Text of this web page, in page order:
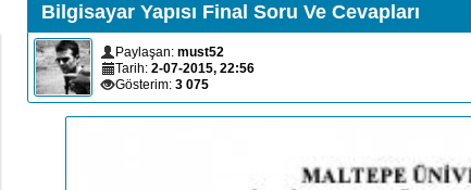
Bilgisayar Yapısı Final Soru Ve Cevapları
Paylaşan: must52
Tarih: 2-07-2015, 22:56
Gösterim: 3 075